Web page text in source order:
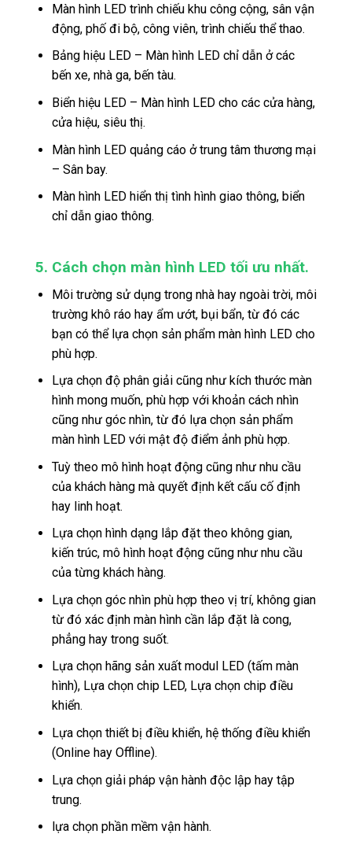
Màn hình LED trình chiếu khu công cộng, sân vận
động, phố đi bộ, công viên, trình chiếu thể thao.
Bảng hiệu LED – Màn hình LED chỉ dẫn ở các
bến xe, nhà ga, bến tàu.
Biển hiệu LED – Màn hình LED cho các cửa hàng,
cửa hiệu, siêu thị.
Màn hình LED quảng cáo ở trung tâm thương mại
– Sân bay.
Màn hình LED hiển thị tình hình giao thông, biển
chỉ dẫn giao thông.
5. Cách chọn màn hình LED tối ưu nhất.
Môi trường sử dụng trong nhà hay ngoài trời, môi
trường khô ráo hay ẩm ướt, bụi bẩn, từ đó các
bạn có thể lựa chọn sản phẩm màn hình LED cho
phù hợp.
Lựa chọn độ phân giải cũng như kích thước màn
hình mong muốn, phù hợp với khoản cách nhìn
cũng như góc nhìn, từ đó lựa chọn sản phẩm
màn hình LED với mật độ điểm ảnh phù hợp.
Tuỳ theo mô hình hoạt động cũng như nhu cầu
của khách hàng mà quyết định kết cấu cố định
hay linh hoạt.
Lựa chọn hình dạng lắp đặt theo không gian,
kiến trúc, mô hình hoạt động cũng như nhu cầu
của từng khách hàng.
Lựa chọn góc nhìn phù hợp theo vị trí, không gian
từ đó xác định màn hình cần lắp đặt là cong,
phẳng hay trong suốt.
Lựa chọn hãng sản xuất modul LED (tấm màn
hình), Lựa chọn chip LED, Lựa chọn chip điều
khiển.
Lựa chọn thiết bị điều khiển, hệ thống điều khiển
(Online hay Offline).
Lựa chọn giải pháp vận hành độc lập hay tập
trung.
lựa chọn phần mềm vận hành.